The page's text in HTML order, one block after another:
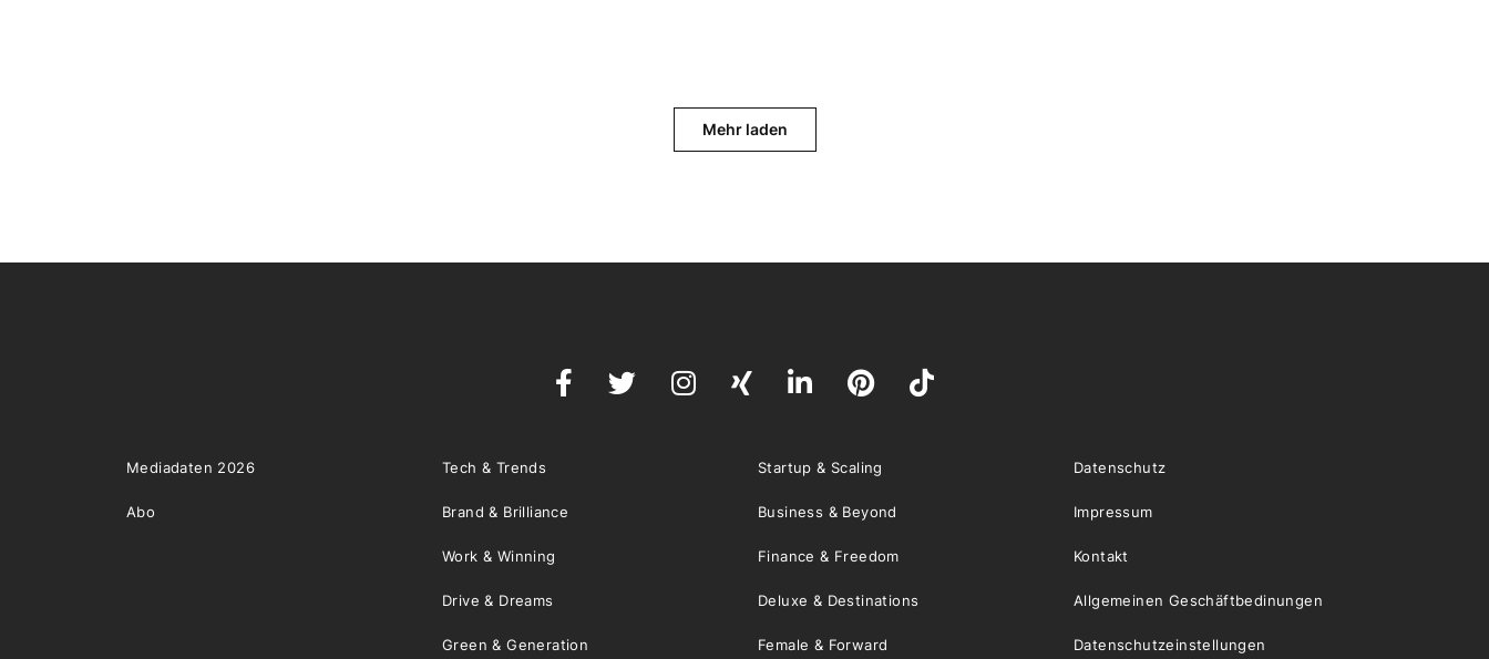
Mehr laden
Mediadaten 2026
Abo
Tech & Trends Startup & Scaling
Brand & Brilliance Business & Beyond
Work & Winning Finance & Freedom
Drive & Dreams Deluxe & Destinations
Green & Generation Female & Forward
Datenschutz
Impressum
Kontakt
Allgemeinen Geschäftbedinungen
Datenschutzeinstellungen